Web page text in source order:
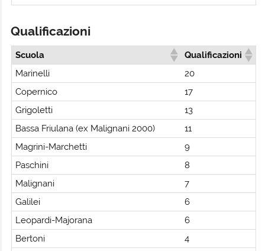
Qualificazioni
Scuola
Qualificazioni
Marinelli
20
Copernico
17
Grigoletti
13
Bassa Friulana (ex Malignani 2000)
11
Magrini-Marchetti
9
Paschini
8
Malignani
7
Galilei
6
Leopardi-Majorana
6
Bertoni
4